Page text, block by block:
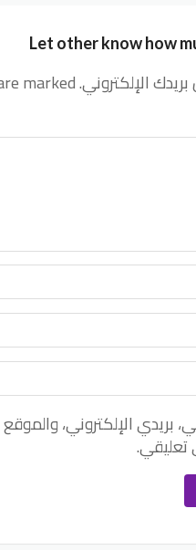
Let other know how
الإلكتروني.marked
بريدي الإلكتروني،
تعليقي.